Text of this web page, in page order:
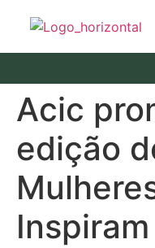
Acic
edição
Inspiram